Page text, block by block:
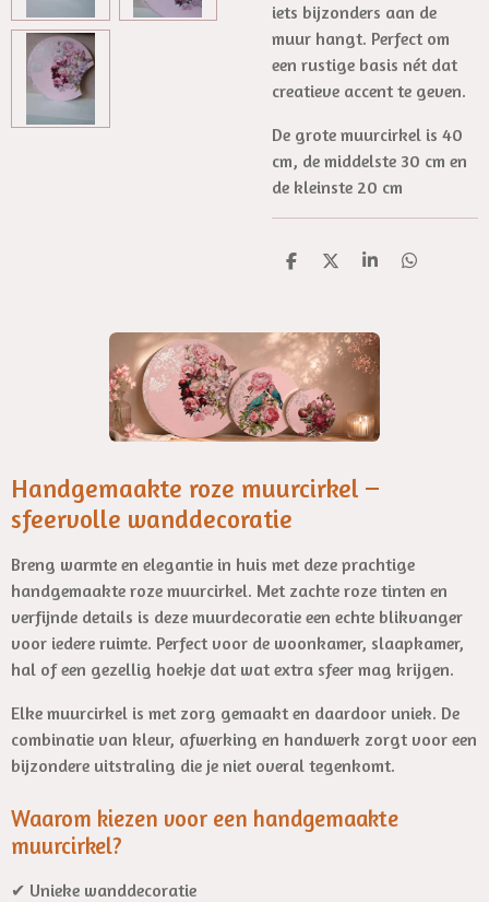
iets bijzonders aan de
muur hangt. Perfect om
een rustige basis nét dat
creatieve accent te geven.
De grote muurcirkel is 40
cm, de middelste 30 cm en
de kleinste 20 cm
D
n
D
S
e
D
Handgemaakte roze muurcirkel –
sfeervolle wanddecoratie
Breng warmte en elegantie in huis met deze prachtige
handgemaakte roze muurcirkel. Met zachte roze tinten en
verfijnde details is deze muurdecoratie een echte blikvanger
voor iedere ruimte. Perfect voor de woonkamer, slaapkamer,
hal of een gezellig hoekje dat wat extra sfeer mag krijgen.
Elke muurcirkel is met zorg gemaakt en daardoor uniek. De
combinatie van kleur, afwerking en handwerk zorgt voor een
bijzondere uitstraling die je niet overal tegenkomt.
Waarom kiezen voor een handgemaakte
muurcirkel?
✔ Unieke wanddecoratie